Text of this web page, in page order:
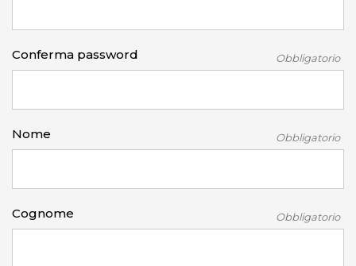
Conferma password Obbligatorio
Nome Obbligatorio
Cognome Obbligatorio